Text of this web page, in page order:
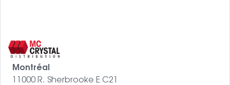
Montréal
11000 R. Sherbrooke E C21